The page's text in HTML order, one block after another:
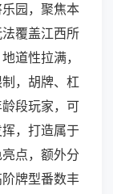
园，聚焦本
覆盖江西所
道性拉满，
，胡牌、杠
段玩家，可
，打造属于
点，额外分
牌型番数丰